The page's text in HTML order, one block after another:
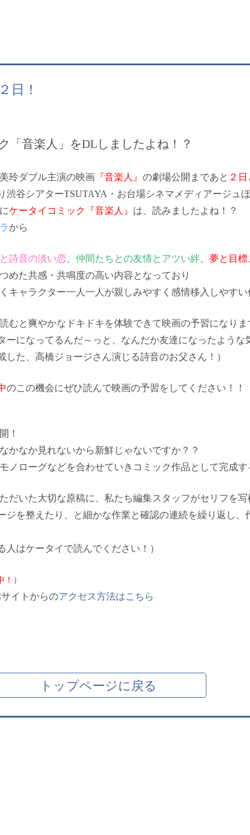
日！
「音楽人」をDLしましたよね！？
玲ダブル主演の映画『音楽人』 の劇場公開まであと ２日
渋谷シアターTSUTAYA・お台場シネマメディアージュ
ケータイコミック『音楽人』 は、読みましたよね！？
から
詩音の淡い恋、 仲間たちとの友情とアツい絆、 夢と目標
めた共感・共鳴度の高い内容となっており
キャラクター一人一人が親しみやすく感情移入しやすい
むと爽やかなドキドキを体験できて映画の予習になり
になってるんだ～っと、なんだか友達になったような
した、高橋ジョージさん演じる詩音のお父さん！）
のこの機会にぜひ読んで映画の予習をしてください！！
！
かなか見れないから新鮮じゃないですか？？
ノローグなどを合わせていきコミック作品として完成す
だいた大切な原稿に、私たち編集スタッフがセリフを
ジを整えたり、と細かな作業と確認の連続を繰り返し、
人はケータイで読んでください！）
）
イトからのアクセス方法はこちら
トップページに戻る